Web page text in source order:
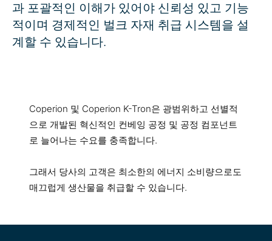
과 포괄적인 이해가 있어야 신뢰성 있고 기능
적이며 경제적인 벌크 자재 취급 시스템을 설
계할 수 있습니다.
Coperion 및 Coperion K-Tron은 광범위하고 선별적
으로 개발된 혁신적인 컨베잉 공정 및 공정 컴포넌트
로 늘어나는 수요를 충족합니다.
그래서 당사의 고객은 최소한의 에너지 소비량으로도
매끄럽게 생산물을 취급할 수 있습니다.